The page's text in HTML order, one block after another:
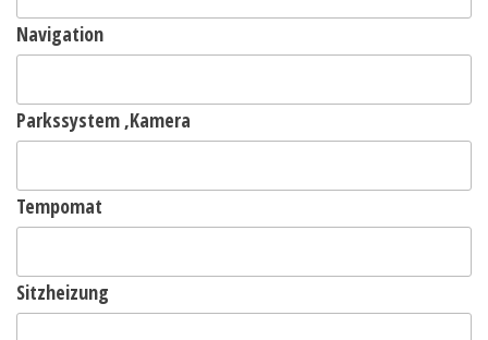
Navigation
Parkssystem ,Kamera
Tempomat
Sitzheizung